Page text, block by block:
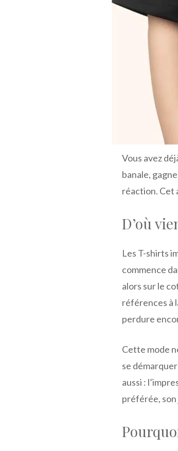
Vous avez
banale,
réaction. Cet
D’où
Les T-shirts
commence
alors sur le
références à
perdure
Cette mode
se
aussi :
préférée, son